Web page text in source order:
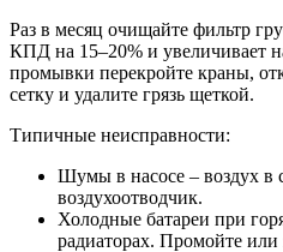
Раз в месяц очищайте фильтр
КПД на 15–20% и увеличивает
промывки перекройте краны,
сетку и удалите грязь щеткой.
Типичные неисправности:
Шумы в насосе – воздух в
воздухоотводчик.
Холодные батареи при
радиаторах. Промойте или